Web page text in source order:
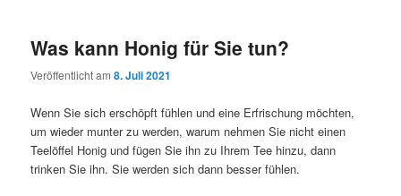
Was kann Honig für Sie tun?
Veröffentlicht am8. Juli 2021
Wenn Sie sich erschöpft fühlen und eine Erfrischung möchten,
um wieder munter zu werden, warum nehmen Sie nicht einen
Teelöffel Honig und fügen Sie ihn zu Ihrem Tee hinzu, dann
trinken Sie ihn. Sie werden sich dann besser fühlen.